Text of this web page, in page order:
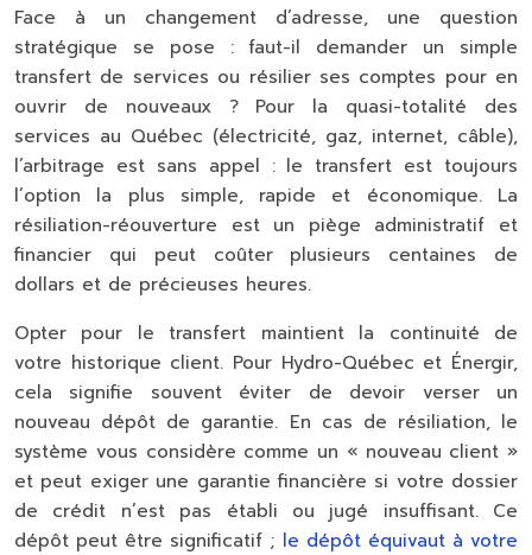
Face à un changement d’adresse, une question
stratégique se pose : faut-il demander un simple
transfert de services ou résilier ses comptes pour en
ouvrir de nouveaux ? Pour la quasi-totalité des
services au Québec (électricité, gaz, internet, câble),
l’arbitrage est sans appel : le transfert est toujours
l’option la plus simple, rapide et économique. La
résiliation-réouverture est un piège administratif et
financier qui peut coûter plusieurs centaines de
dollars et de précieuses heures.
Opter pour le transfert maintient la continuité de
votre historique client. Pour Hydro-Québec et Énergir,
cela signifie souvent éviter de devoir verser un
nouveau dépôt de garantie. En cas de résiliation, le
système vous considère comme un « nouveau client »
et peut exiger une garantie financière si votre dossier
de crédit n’est pas établi ou jugé insuffisant. Ce
dépôt peut être significatif ; le dépôt équivaut à votre